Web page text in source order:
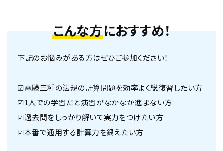
こんな方におすすめ！
下記のお悩みがある方はぜひご参加ください！
☑電験三種の法規の計算問題を効率よく総復習したい方
☑1人での学習だと演習がなかなか進まない方
☑過去問をしっかり解いて実力をつけたい方
☑本番で通用する計算力を鍛えたい方